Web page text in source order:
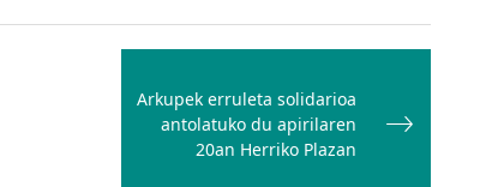
Arkupek erruleta solidarioa
antolatuko du apirilaren
20an Herriko Plazan